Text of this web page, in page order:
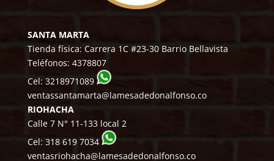
SANTA MARTA
Tienda física: Carrera 1C #23-30 Barrio Bellavista
Teléfonos: 4378807
Cel: 3218971089
ventassantamarta@lamesadedonalfonso.co
RIOHACHA
Calle 7 N° 11-133 local 2
Cel: 318 619 7034
ventasriohacha@lamesadedonalfonso.co